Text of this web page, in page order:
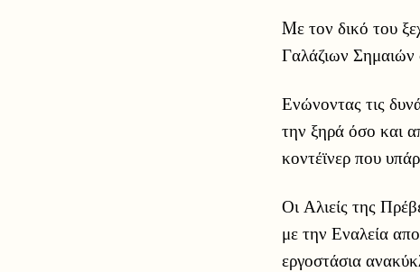
Mε τον δικό του
Γαλάζιων Σημαιών
Ενώνοντας τις
την ξηρά όσο και
κοντέϊνερ που
Οι Αλιείς της
με την Εναλεία
εργοστάσια